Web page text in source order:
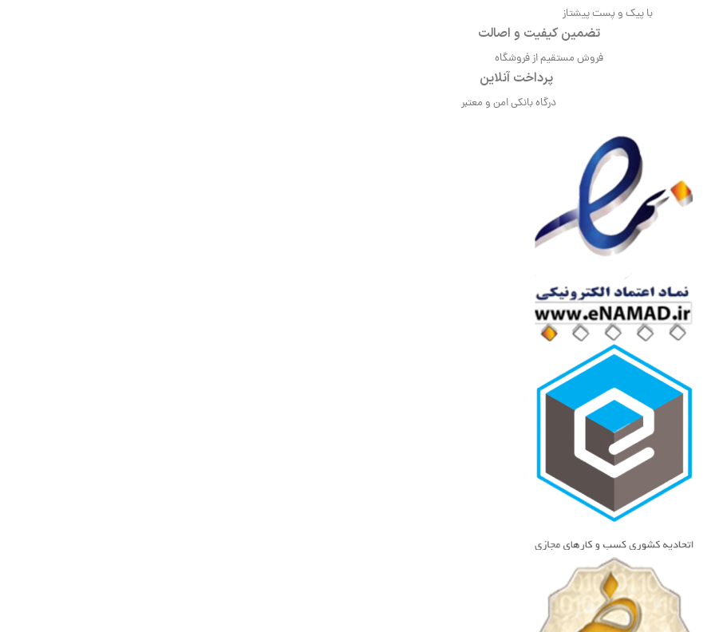
با پیک و پست پیشتاز
تضمین کیفیت و اصالت
فروش مستقیم از فروشگاه
پرداخت آنلاین
درگاه بانکی امن و معتبر